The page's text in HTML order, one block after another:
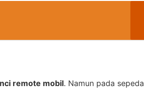
remote mobil. Namun pada sepeda